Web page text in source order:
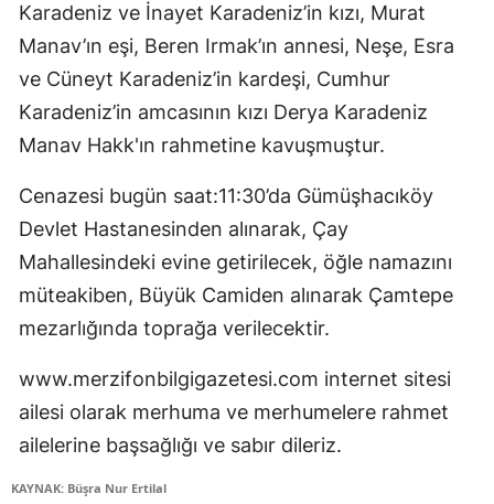
Karadeniz ve İnayet Karadeniz’in kızı, Murat
Manav’ın eşi, Beren Irmak’ın annesi, Neşe, Esra
ve Cüneyt Karadeniz’in kardeşi, Cumhur
Karadeniz’in amcasının kızı Derya Karadeniz
Manav Hakk'ın rahmetine kavuşmuştur.
Cenazesi bugün saat:11:30’da Gümüşhacıköy
Devlet Hastanesinden alınarak, Çay
Mahallesindeki evine getirilecek, öğle namazını
müteakiben, Büyük Camiden alınarak Çamtepe
mezarlığında toprağa verilecektir.
www.merzifonbilgigazetesi.com internet sitesi
ailesi olarak merhuma ve merhumelere rahmet
ailelerine başsağlığı ve sabır dileriz.
KAYNAK: Büşra Nur Ertilal